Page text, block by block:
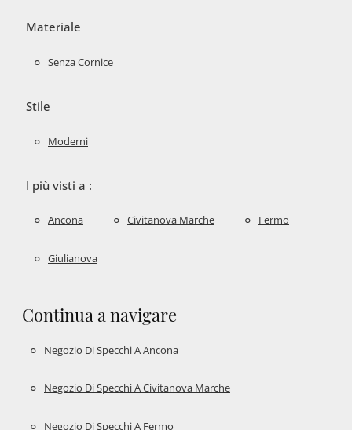
Materiale
Senza Cornice
Stile
Moderni
I più visti a :
Ancona Civitanova Marche Fermo
Giulianova
Continua a navigare
Negozio Di Specchi A Ancona
Negozio Di Specchi A Civitanova Marche
Negozio Di Specchi A Fermo